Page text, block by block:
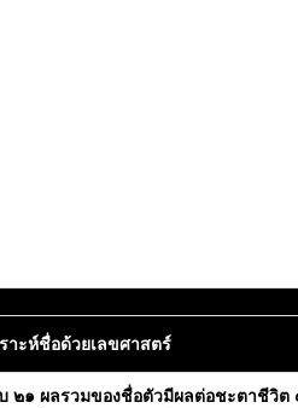
าะห์ชื่อด้วยเลขศาสตร์
๒๑ ผลรวมของชื่อตัวมีผลต่อชะตาชีวิต